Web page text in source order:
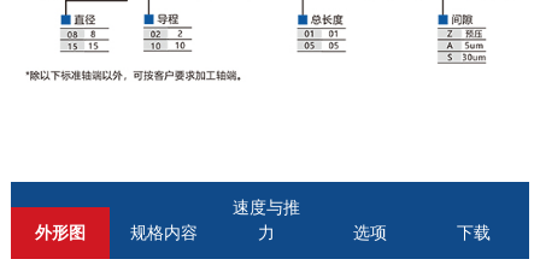
外形图 规格内容
速度与推
力
选项 下载